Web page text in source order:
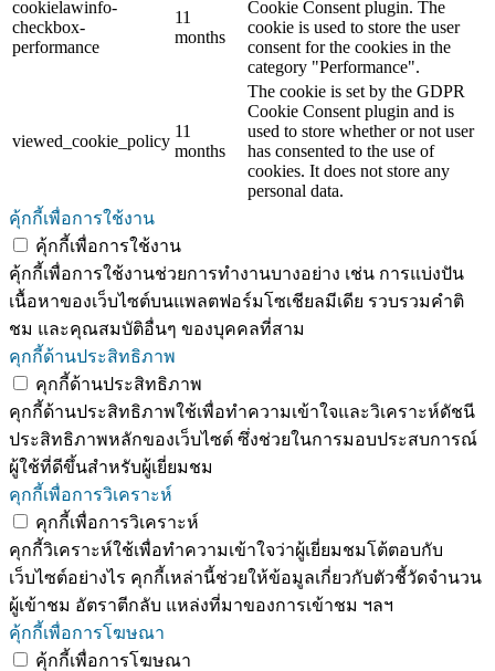
cookielawinfo-
checkbox-
performance
11
months
Cookie Consent plugin. The
cookie is used to store the user
consent for the cookies in the
category "Performance".
viewed_cookie_policy
11
months
The cookie is set by the GDPR
Cookie Consent plugin and is
used to store whether or not user
has consented to the use of
cookies. It does not store any
personal data.
คุ้กกี้เพื่อการใช้งาน
คุ้กกี้เพื่อการใช้งาน
คุ้กกี้เพื่อการใช้งานช่วยการทำงานบางอย่าง เช่น การแบ่งปัน
เนื้อหาของเว็บไซต์บนแพลตฟอร์มโซเชียลมีเดีย รวบรวมคำติ
ชม และคุณสมบัติอื่นๆ ของบุคคลที่สาม
คุกกี้ด้านประสิทธิภาพ
คุกกี้ด้านประสิทธิภาพ
คุกกี้ด้านประสิทธิภาพใช้เพื่อทำความเข้าใจและวิเคราะห์ดัชนี
ประสิทธิภาพหลักของเว็บไซต์ ซึ่งช่วยในการมอบประสบการณ์
ผู้ใช้ที่ดีขึ้นสำหรับผู้เยี่ยมชม
คุกกี้เพื่อการวิเคราะห์
คุกกี้เพื่อการวิเคราะห์
คุกกี้วิเคราะห์ใช้เพื่อทำความเข้าใจว่าผู้เยี่ยมชมโต้ตอบกับ
เว็บไซต์อย่างไร คุกกี้เหล่านี้ช่วยให้ข้อมูลเกี่ยวกับตัวชี้วัดจำนวน
ผู้เข้าชม อัตราตีกลับ แหล่งที่มาของการเข้าชม ฯลฯ
คุ้กกี้เพื่อการโฆษณา
คุ้กกี้เพื่อการโฆษณา